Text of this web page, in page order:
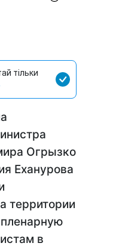
тільки
Огрызко
Еханурова
территории
в